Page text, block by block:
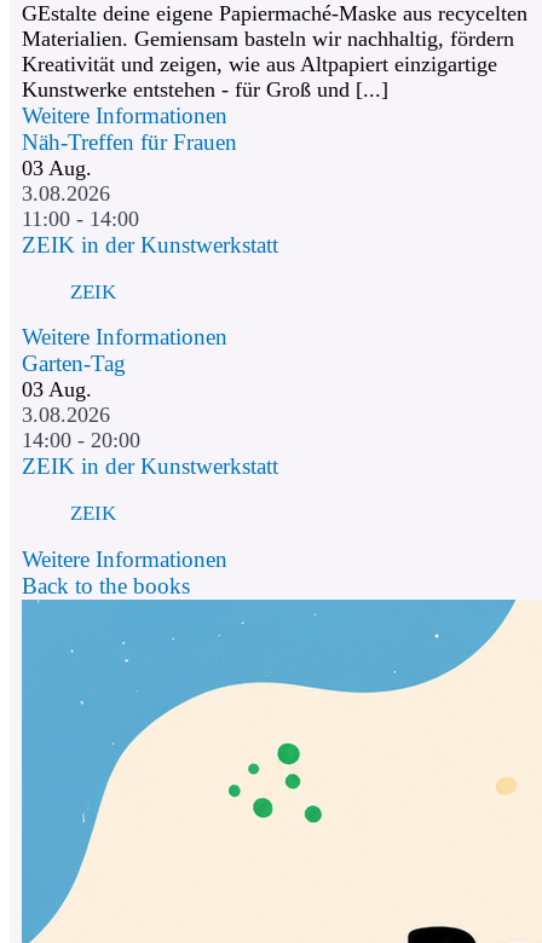
GEstalte deine eigene Papiermaché-Maske aus recycelten
Materialien. Gemiensam basteln wir nachhaltig, fördern
Kreativität und zeigen, wie aus Altpapiert einzigartige
Kunstwerke entstehen - für Groß und [...]
Weitere Informationen
Näh-Treffen für Frauen
03 Aug.
3.08.2026
11:00 - 14:00
ZEIK in der Kunstwerkstatt
ZEIK
Weitere Informationen
Garten-Tag
03 Aug.
3.08.2026
14:00 - 20:00
ZEIK in der Kunstwerkstatt
ZEIK
Weitere Informationen
Back to the books